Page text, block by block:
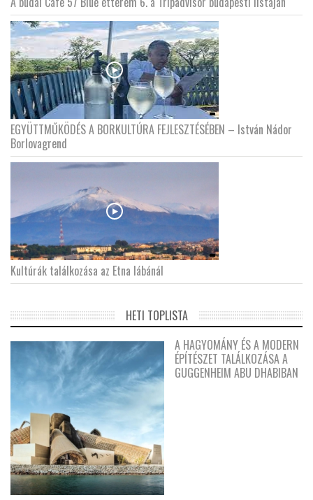
EGYÜTTMŰKÖDÉS A BORKULTÚRA FEJLESZTÉSÉBEN – István Nádor
Borlovagrend
Kultúrák találkozása az Etna lábánál
HETI TOPLISTA
A HAGYOMÁNY ÉS A MODERN
ÉPÍTÉSZET TALÁLKOZÁSA A
GUGGENHEIM ABU DHABIBAN